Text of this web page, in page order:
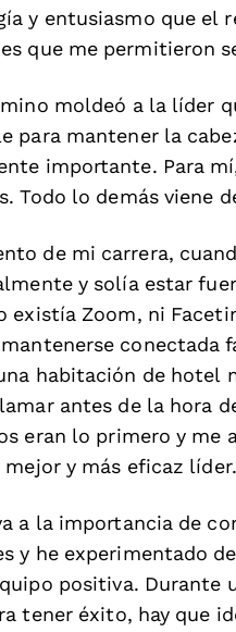
y entusiasmo que el
que me permitieron
moldeó a la líder
para mantener la
importante. Para
Todo lo demás viene
de mi carrera,
y solía estar
existía Zoom, ni
conectada
habitación de hotel
antes de la hora
eran lo primero y me
mejor y más eficaz líder.
a la importancia de
y he experimentado
positiva. Durante
tener éxito, hay que